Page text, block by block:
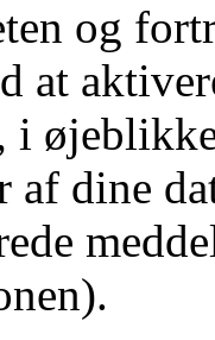
og
at
af dine